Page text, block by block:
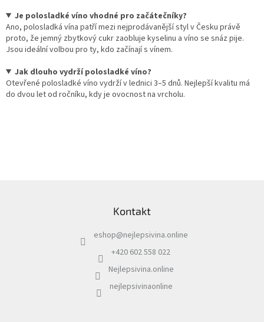
Je polosladké víno vhodné pro začátečníky?
Ano, polosladká vína patří mezi nejprodávanější styl v Česku právě
proto, že jemný zbytkový cukr zaobluje kyselinu a víno se snáz pije.
Jsou ideální volbou pro ty, kdo začínají s vínem.
Jak dlouho vydrží polosladké víno?
Otevřené polosladké víno vydrží v lednici 3–5 dnů. Nejlepší kvalitu má
do dvou let od ročníku, kdy je ovocnost na vrcholu.
Kontakt
eshop@nejlepsivina.online
+420 602 558 022
Nejlepsivina.online
nejlepsivinaonline